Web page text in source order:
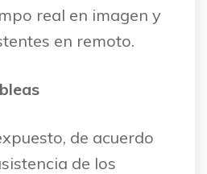
real en imagen y
en remoto.
de acuerdo
de los